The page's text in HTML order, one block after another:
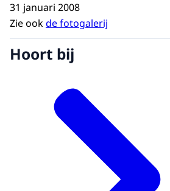
31 januari 2008
Zie ookde fotogalerij
Hoort bij